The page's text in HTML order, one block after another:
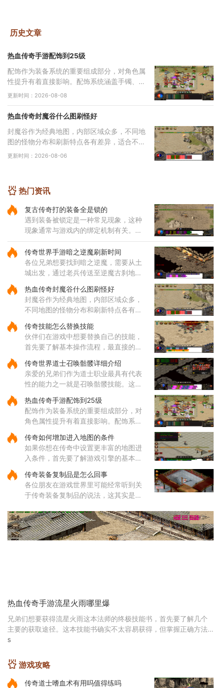
历史文章
热血传奇手游配饰到25级
配饰作为装备系统的重要组成部分，对角色属
性提升有着直接影响。配饰系统涵盖手镯、戒
指、项链等多个部位，每个部位都有其独特的
配
更新时间：2026-08-08
热血传奇封魔谷什么图刷怪好
封魔谷作为经典地图，内部区域众多，不同地
图的怪物分布和刷新特点各有差异，适合不同
类型的玩家需求。从综合角度来看，纵横道作
更新时间：2026-08-06
热门资讯
复古传奇打的装备全是锁的
遇到装备被锁定是一种常见现象，这种
现象通常与游戏内的绑定机制有关。部
分装备在获取后会自动绑定到角色身
上，这种绑定状态会限制装备的交易和
丢弃功能。装备锁定是游戏设计
传奇世界手游暗之逆魔刷新时间
各位兄弟想要找到暗之逆魔，需要从土
城出发，通过老兵传送至逆魔古刹地
魔阵中，咱们需要先进入右边的门，然
后按照逆时针方向前进，最终将
热血传奇封魔谷什么图刷怪好
封魔谷作为经典地图，内部区域众多，
不同地图的怪物分布和刷新特点各有差
角度来看，纵横道作为一个枢纽性质的
区域，连接着多个重要地点，
传奇技能怎么替换技能
伙伴们在游戏中想要替换自己的技能，
首先要了解基本操作流程，最直接的方
标上通过拖拽操作来调整它们的位置顺
序。这样的调整能够帮助哥哥
传奇世界道士召唤骷髅详细介绍
亲爱的兄弟们作为道士职业最具有代表
性的能力之一就是召唤骷髅技能。这个
能，让你能够通过施法将死去的生灵转
化为强大的骷髅伙伴。当你学
热血传奇手游配饰到25级
配饰作为装备系统的重要组成部分，对
角色属性提升有着直接影响。配饰系统
个部位都有其独特的属性加成，需要根
据职业特性进行合理搭配。配
传奇如何增加进入地图的条件
如果你想在传奇中设置更丰富的地图进
入条件，首先要了解游戏引擎的基本操
这类工具可以为地图自定义地形、NPC
位置和互动逻辑。通过修改游戏脚本和
配置
传奇装备复制品是怎么回事
各位朋友在游戏世界里可能经常听到关
于传奇装备复制品的说法，这其实是游
些小伙伴可能会通过外部工具或者程
序，把游戏里原本就有的装备进
热血传奇手游流星火雨哪里爆
兄弟们想要获得流星火雨这本法师的终极技能书，首先要了解几个
主要的获取途径。这本技能书确实不太容易获得，但掌握正确方法
后还是有机会入手的。在尸王殿里挑战尸王有机会掉
s
游戏攻略
传奇道士嗜血术有用吗值得练吗